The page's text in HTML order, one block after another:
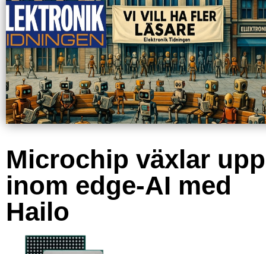
Microchip växlar upp
inom edge-AI med
Hailo